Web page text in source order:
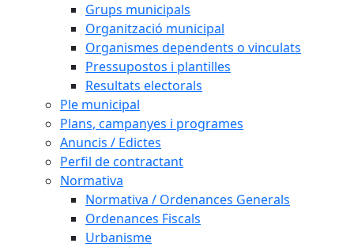
Grups municipals
Organització municipal
Organismes dependents o vinculats
Pressupostos i plantilles
Resultats electorals
Ple municipal
Plans, campanyes i programes
Anuncis / Edictes
Perfil de contractant
Normativa
Normativa / Ordenances Generals
Ordenances Fiscals
Urbanisme